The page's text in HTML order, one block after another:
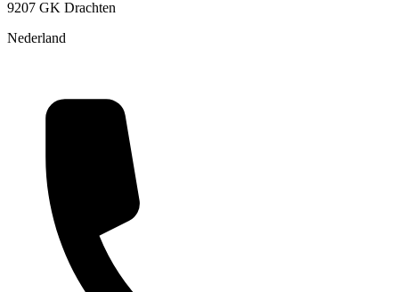
9207 GK Drachten
Nederland